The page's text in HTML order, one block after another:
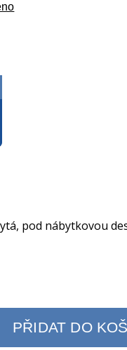
pod nábytkovou
PŘIDAT DO